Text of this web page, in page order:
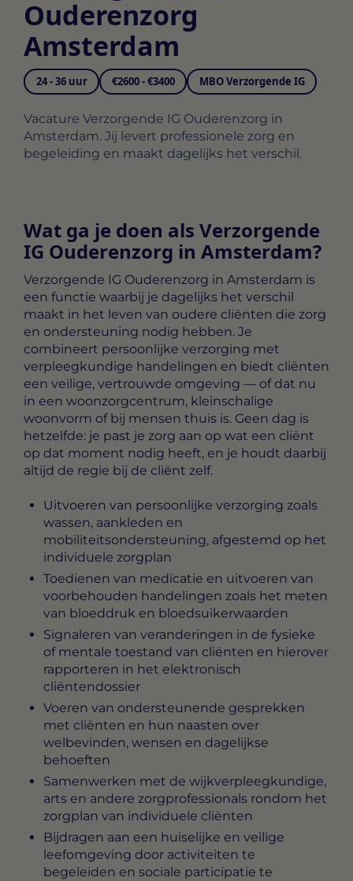
Ouderenzorg
Amsterdam
24 - 36 uur €2600 - €3400 MBO Verzorgende IG
Vacature Verzorgende IG Ouderenzorg in
Amsterdam. Jij levert professionele zorg en
begeleiding en maakt dagelijks het verschil.
Wat ga je doen als Verzorgende
IG Ouderenzorg in Amsterdam?
Verzorgende IG Ouderenzorg in Amsterdam is
een functie waarbij je dagelijks het verschil
maakt in het leven van oudere cliënten die zorg
en ondersteuning nodig hebben. Je
combineert persoonlijke verzorging met
verpleegkundige handelingen en biedt cliënten
een veilige, vertrouwde omgeving — of dat nu
in een woonzorgcentrum, kleinschalige
woonvorm of bij mensen thuis is. Geen dag is
hetzelfde: je past je zorg aan op wat een cliënt
op dat moment nodig heeft, en je houdt daarbij
altijd de regie bij de cliënt zelf.
Uitvoeren van persoonlijke verzorging zoals
wassen, aankleden en
mobiliteitsondersteuning, afgestemd op het
individuele zorgplan
Toedienen van medicatie en uitvoeren van
voorbehouden handelingen zoals het meten
van bloeddruk en bloedsuikerwaarden
Signaleren van veranderingen in de fysieke
of mentale toestand van cliënten en hierover
rapporteren in het elektronisch
cliëntendossier
Voeren van ondersteunende gesprekken
met cliënten en hun naasten over
welbevinden, wensen en dagelijkse
behoeften
Samenwerken met de wijkverpleegkundige,
arts en andere zorgprofessionals rondom het
zorgplan van individuele cliënten
Bijdragen aan een huiselijke en veilige
leefomgeving door activiteiten te
begeleiden en sociale participatie te